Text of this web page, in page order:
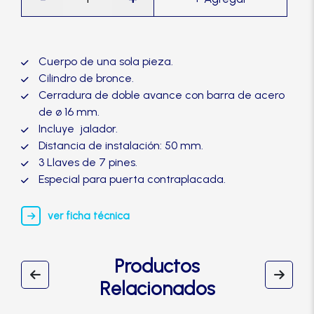
Otros
Packs
TANKE
Blindada
(Dorada)
SCOLTA
cantidad
Cuerpo de una sola pieza.
Cilindro de bronce.
Cerradura de doble avance con barra de acero
de ø 16 mm.
Incluye jalador.
Distancia de instalación: 50 mm.
3 Llaves de 7 pines.
Especial para puerta contraplacada.
ver ficha técnica
Productos
Relacionados